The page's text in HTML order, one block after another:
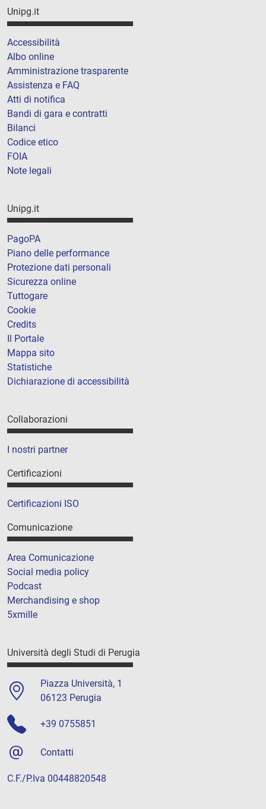
Unipg.it
Accessibilità
Albo online
Amministrazione trasparente
Assistenza e FAQ
Atti di notifica
Bandi di gara e contratti
Bilanci
Codice etico
FOIA
Note legali
Unipg.it
PagoPA
Piano delle performance
Protezione dati personali
Sicurezza online
Tuttogare
Cookie
Credits
Il Portale
Mappa sito
Statistiche
Dichiarazione di accessibilità
Collaborazioni
I nostri partner
Certificazioni
Certificazioni ISO
Comunicazione
Area Comunicazione
Social media policy
Podcast
Merchandising e shop
5xmille
Università degli Studi di Perugia
Piazza Università, 1
06123 Perugia
+39 0755851
Contatti
C.F./P.Iva 00448820548